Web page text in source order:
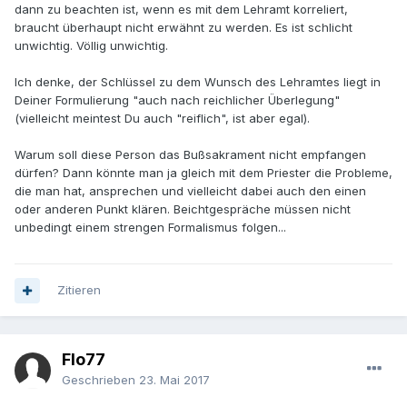
dann zu beachten ist, wenn es mit dem Lehramt korreliert,
braucht überhaupt nicht erwähnt zu werden. Es ist schlicht
unwichtig. Völlig unwichtig.
Ich denke, der Schlüssel zu dem Wunsch des Lehramtes liegt in
Deiner Formulierung "auch nach reichlicher Überlegung"
(vielleicht meintest Du auch "reiflich", ist aber egal).
Warum soll diese Person das Bußsakrament nicht empfangen
dürfen? Dann könnte man ja gleich mit dem Priester die Probleme,
die man hat, ansprechen und vielleicht dabei auch den einen
oder anderen Punkt klären. Beichtgespräche müssen nicht
unbedingt einem strengen Formalismus folgen...
Zitieren
Flo77
Geschrieben 23. Mai 2017